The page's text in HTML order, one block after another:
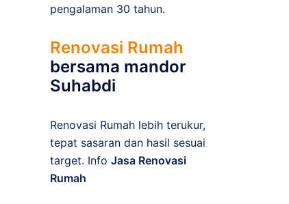
pengalaman 30 tahun.
Renovasi Rumah
bersama mandor
Suhabdi
Renovasi Rumah lebih terukur,
tepat sasaran dan hasil sesuai
target. Info Jasa Renovasi
Rumah